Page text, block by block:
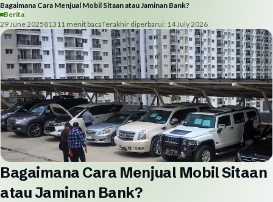
Bagaimana Cara Menjual Mobil Sitaan atau Jaminan Bank?
Berita
29 June 2025813 11 menit bacaTerakhir diperbarui: 14 July 2026
Bagaimana Cara Menjual Mobil Sitaan
atau Jaminan Bank?